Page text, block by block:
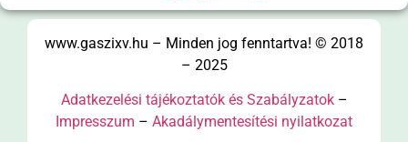
www.gaszixv.hu – Minden jog fenntartva! © 2018
– 2025
Adatkezelési tájékoztatók és Szabályzatok–
Impresszum – Akadálymentesítési nyilatkozat